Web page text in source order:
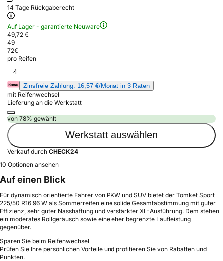
14 Tage Rückgaberecht
Auf Lager - garantierte Neuware
49,72 €
49
72€
pro Reifen
4
Zinsfreie Zahlung: 16,57 €/Monat in 3 Raten
mit Reifenwechsel
Lieferung an die Werkstatt
von 78% gewählt
Werkstatt auswählen
Verkauf durch CHECK24
10 Optionen ansehen
Auf einen Blick
Für dynamisch orientierte Fahrer von PKW und SUV bietet der Tomket Sport
225/50 R16 96 W als Sommerreifen eine solide Gesamtabstimmung mit guter
Effizienz, sehr guter Nasshaftung und verstärkter XL-Ausführung. Dem stehen
ein moderates Rollgeräusch sowie eine eher begrenzte Laufleistung
gegenüber.
Sparen Sie beim Reifenwechsel
Prüfen Sie Ihre persönlichen Vorteile und profitieren Sie von Rabatten und
Punkten.